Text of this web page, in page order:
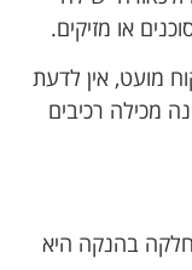
או מזיקים.
מועט, אין לדעת
מכילה רכיבים
בהנקה היא